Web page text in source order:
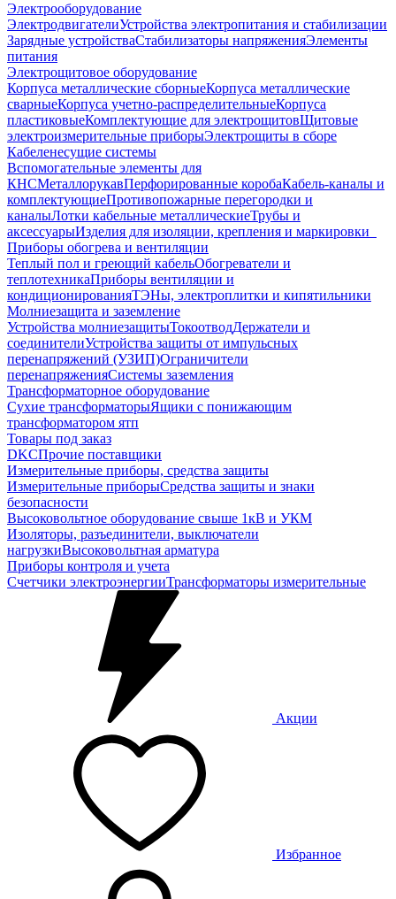
Электрооборудование
ЭлектродвигателиУстройства электропитания и стабилизации
Зарядные устройстваСтабилизаторы напряженияЭлементы
питания
Электрощитовое оборудование
Корпуса металлические сборныеКорпуса металлические
сварныеКорпуса учетно-распределительныеКорпуса
пластиковыеКомплектующие для электрощитовЩитовые
электроизмерительные приборыЭлектрощиты в сборе
Кабеленесущие системы
Вспомогательные элементы для
КНСМеталлорукавПерфорированные коробаКабель-каналы и
комплектующиеПротивопожарные перегородки и
каналыЛотки кабельные металлическиеТрубы и
аксессуарыИзделия для изоляции, крепления и маркировки
Приборы обогрева и вентиляции
Теплый пол и греющий кабельОбогреватели и
теплотехникаПриборы вентиляции и
кондиционированияТЭНы, электроплитки и кипятильники
Молниезащита и заземление
Устройства молниезащитыТокоотводДержатели и
соединителиУстройства защиты от импульсных
перенапряжений (УЗИП)Ограничители
перенапряженияСистемы заземления
Трансформаторное оборудование
Сухие трансформаторыЯщики с понижающим
трансформатором ятп
Товары под заказ
DKCПрочие поставщики
Измерительные приборы, средства защиты
Измерительные приборыСредства защиты и знаки
безопасности
Высоковольтное оборудование свыше 1кВ и УКМ
Изоляторы, разъединители, выключатели
нагрузкиВысоковольтная арматура
Приборы контроля и учета
Счетчики электроэнергииТрансформаторы измерительные
Акции
Избранное